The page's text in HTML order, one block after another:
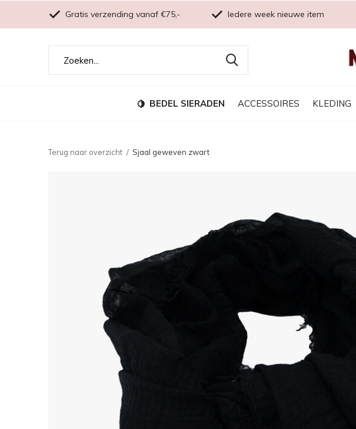
BEDEL SIERADEN ACCESSOIRES KLEDING
Gratis verzending vanaf €75,- Iedere week nieuwe item
Terug naar overzicht Sjaal geweven zwart